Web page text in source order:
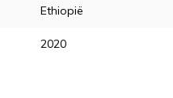
Ethiopië
2020